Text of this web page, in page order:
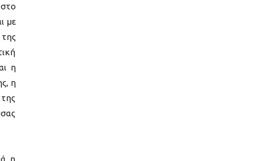
με
η
η
η